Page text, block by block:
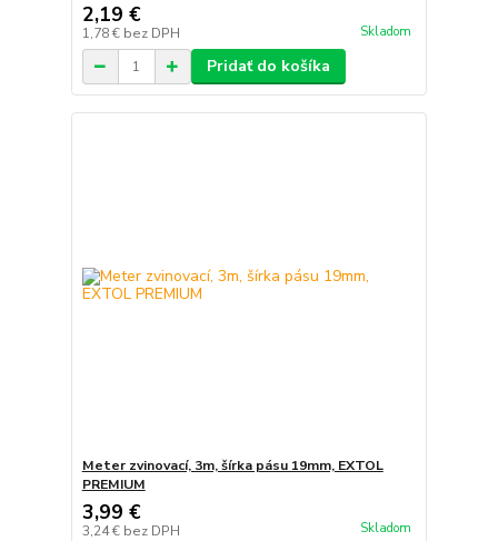
2,19 €
1,78 € bez DPH Skladom
Pridať do košíka
Meter zvinovací, 3m, šírka pásu 19mm, EXTOL
PREMIUM
3,99 €
3,24 € bez DPH Skladom